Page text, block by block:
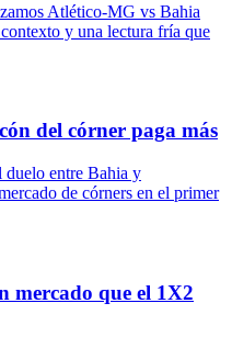
Atlético-MG vs Bahia
y una lectura fría que
del córner paga más
entre Bahia y
de córners en el primer
mercado que el 1X2